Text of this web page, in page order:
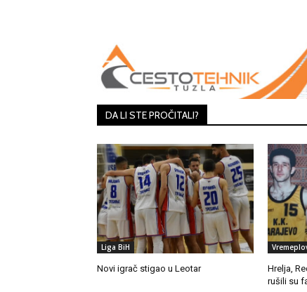
DA LI STE PROČITALI?
Liga BiH
Novi igrač stigao u Leotar
Hrelja,
rušili su